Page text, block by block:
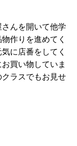
んを開いて他学
作りを進めてく
に店番をしてく
買い物していま
ラスでもお見せ